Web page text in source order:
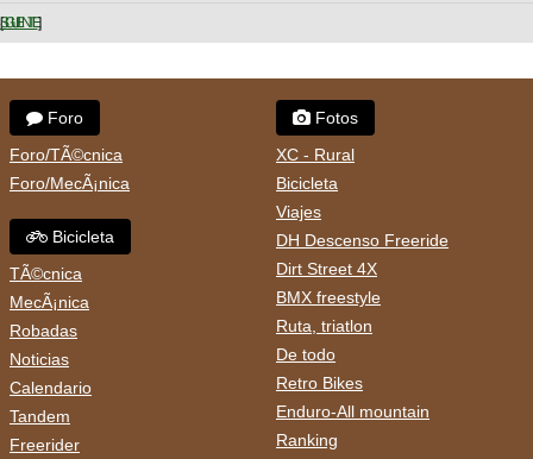
SIGUIENTE
Foro
Foro/TÃ©cnica
Foro/MecÃ¡nica
Bicicleta
TÃ©cnica
MecÃ¡nica
Robadas
Noticias
Calendario
Tandem
Freerider
Fotos
XC - Rural
Bicicleta
Viajes
DH Descenso Freeride
Dirt Street 4X
BMX freestyle
Ruta, triatlon
De todo
Retro Bikes
Enduro-All mountain
Ranking